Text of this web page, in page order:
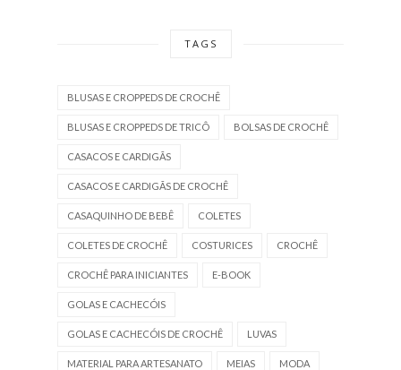
TAGS
BLUSAS E CROPPEDS DE CROCHÊ
BLUSAS E CROPPEDS DE TRICÔ BOLSAS DE CROCHÊ
CASACOS E CARDIGÃS
CASACOS E CARDIGÃS DE CROCHÊ
CASAQUINHO DE BEBÊ COLETES
COLETES DE CROCHÊ COSTURICES CROCHÊ
CROCHÊ PARA INICIANTES E-BOOK
GOLAS E CACHECÓIS
GOLAS E CACHECÓIS DE CROCHÊ LUVAS
MATERIAL PARA ARTESANATO MEIAS MODA